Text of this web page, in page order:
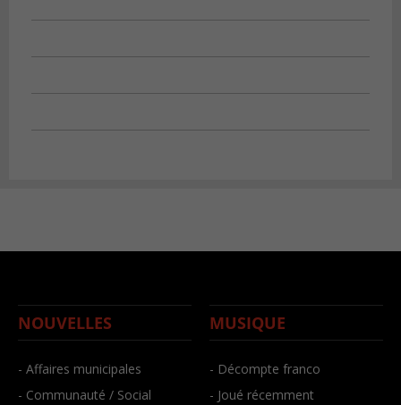
NOUVELLES
- Affaires municipales
- Communauté / Social
MUSIQUE
- Décompte franco
- Joué récemment